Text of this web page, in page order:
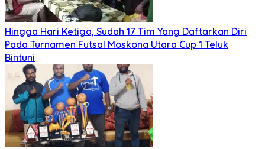
Hingga Hari Ketiga, Sudah 17 Tim Yang Daftarkan Diri
Pada Turnamen Futsal Moskona Utara Cup 1 Teluk
Bintuni